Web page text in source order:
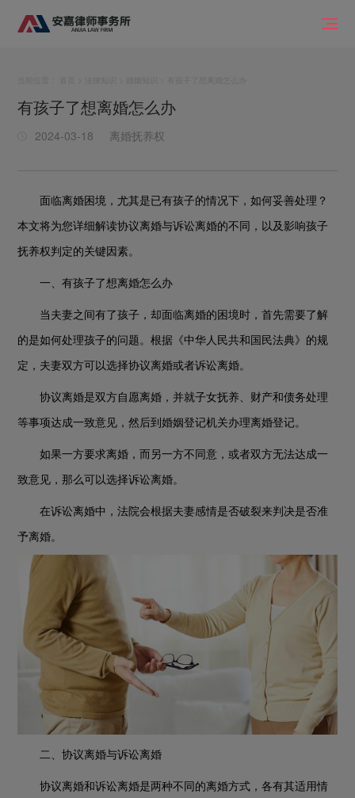
有孩子了想离婚怎么办
2024-03-18 离婚抚养权
面临离婚困境，尤其是已有孩子的情况下，如何妥善处理？
本文将为您详细解读协议离婚与诉讼离婚的不同，以及影响孩子
抚养权判定的关键因素。
一、有孩子了想离婚怎么办
当夫妻之间有了孩子，却面临离婚的困境时，首先需要了解
的是如何处理孩子的问题。根据《中华人民共和国民法典》的规
定，夫妻双方可以选择协议离婚或者诉讼离婚。
协议离婚是双方自愿离婚，并就子女抚养、财产和债务处理
等事项达成一致意见，然后到婚姻登记机关办理离婚登记。
如果一方要求离婚，而另一方不同意，或者双方无法达成一
致意见，那么可以选择诉讼离婚。
在诉讼离婚中，法院会根据夫妻感情是否破裂来判决是否准
予离婚。
二、协议离婚与诉讼离婚
协议离婚和诉讼离婚是两种不同的离婚方式，各有其适用情